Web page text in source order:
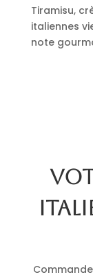
Tiramisu,
italiennes
note